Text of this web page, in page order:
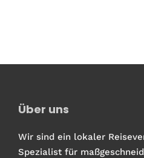
Über uns
Wir sind ein lokaler
Spezialist für